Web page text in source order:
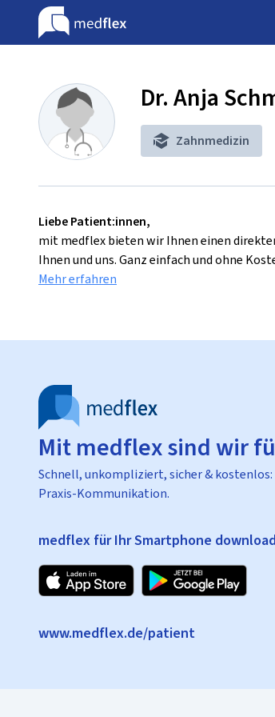
Dr. Anja
Zahnmedizin
Liebe Patient:innen,
mit medflex bieten wir Ihnen einen
Ihnen und uns. Ganz einfach und ohne
Mehr erfahren
Mit medflex sind wir
Schnell, unkompliziert, sicher &
Praxis-Kommunikation.
medflex für Ihr Smartphone
www.medflex.de/patient